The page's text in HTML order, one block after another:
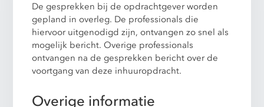
De gesprekken bij de opdrachtgever worden
gepland in overleg. De professionals die
hiervoor uitgenodigd zijn, ontvangen zo snel als
mogelijk bericht. Overige professionals
ontvangen na de gesprekken bericht over de
voortgang van deze inhuuropdracht.
Overige informatie